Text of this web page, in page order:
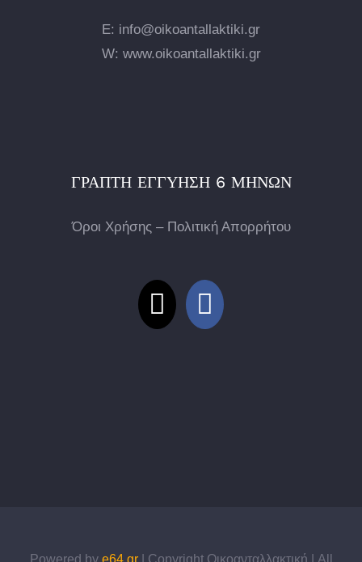
E: info@oikoantallaktiki.gr
W: www.oikoantallaktiki.gr
ΓΡΑΠΤΉ ΕΓΓΎΗΣΗ 6 ΜΗΝΏΝ
Όροι Χρήσης – Πολιτική Απορρήτου
Powered by e64.gr| Copyright Οικοανταλλακτική | All